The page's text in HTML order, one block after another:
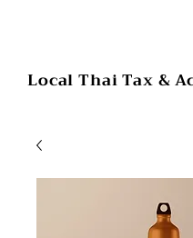
Local Thai Tax &